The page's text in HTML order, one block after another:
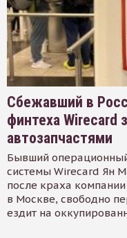
Сбежавший в
финтеха Wirecard
автозапчастями
Бывший
системы Wirecard Ян
после краха
в Москве, свободно
ездит на